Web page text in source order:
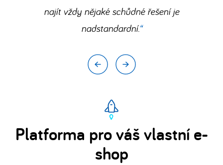
najít vždy nějaké schůdné řešení je
nadstandardní.
Platforma pro váš vlastní e-
shop